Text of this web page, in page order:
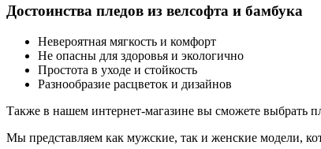
Достоинства пледов из велсофта и бамбука
Невероятная мягкость и комфорт
Не опасны для здоровья и экологично
Простота в уходе и стойкость
Разнообразие расцветок и дизайнов
Также в нашем интернет-магазине вы сможете выбрать
Мы представляем как мужские, так и женские модели,